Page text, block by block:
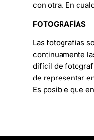
con otra. En
FOTOGRAFÍAS
Las fotografías
continuamente
difícil de
de representar
Es posible que